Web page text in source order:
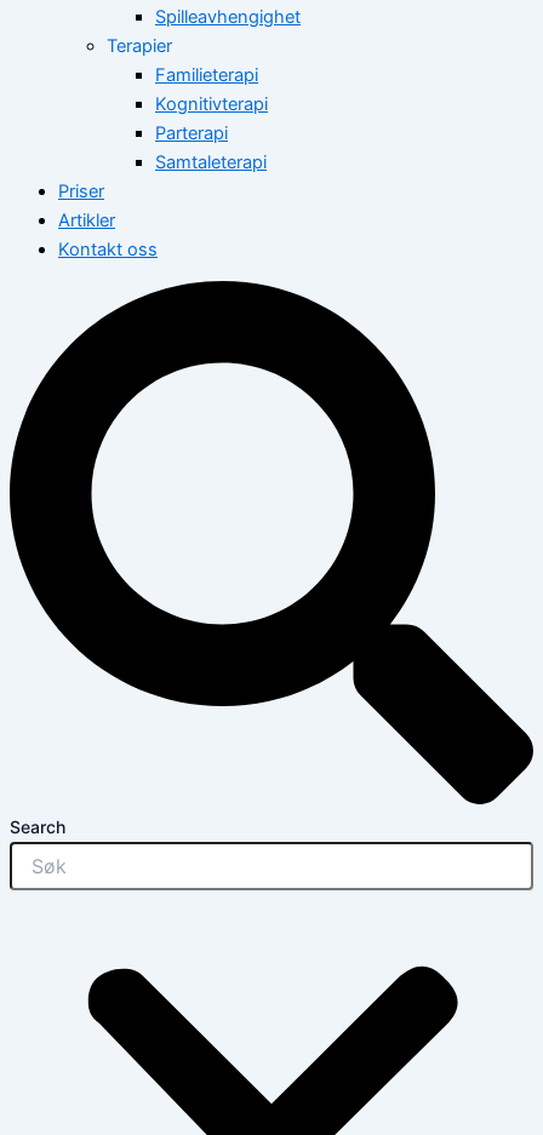
Spilleavhengighet
Terapier
Familieterapi
Kognitivterapi
Parterapi
Samtaleterapi
Priser
Artikler
Kontakt oss
Search